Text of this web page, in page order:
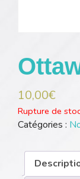
10,00€
Rupture de
Catégories :